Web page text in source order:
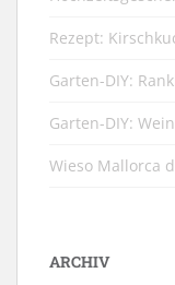
Rezept:
Garten-DIY:
Garten-DIY:
Wieso Mallorca
ARCHIV